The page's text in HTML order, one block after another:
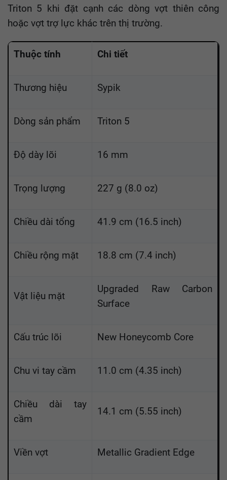
Triton 5 khi đặt cạnh các dòng vợt thiên công
hoặc vợt trợ lực khác trên thị trường.
Thuộc tính Chi tiết
Thương hiệu Sypik
Dòng sản phẩm Triton 5
Độ dày lõi 16 mm
Trọng lượng 227 g (8.0 oz)
Chiều dài tổng 41.9 cm (16.5 inch)
Chiều rộng mặt 18.8 cm (7.4 inch)
Vật liệu mặt
Upgraded Raw Carbon
Surface
Cấu trúc lõi New Honeycomb Core
Chu vi tay cầm 11.0 cm (4.35 inch)
Chiều dài tay
cầm
14.1 cm (5.55 inch)
Viền vợt Metallic Gradient Edge